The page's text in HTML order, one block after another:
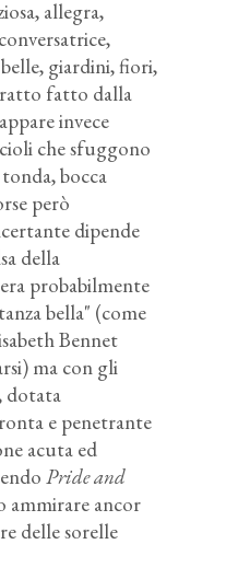
allegra,
giardini, fiori,
fatto dalla
invece
che sfuggono
bocca
però
dipende
della
probabilmente
bella" (come
Bennet
ma con gli
dotata
e penetrante
acuta ed
Pride and
ammirare ancor
delle sorelle